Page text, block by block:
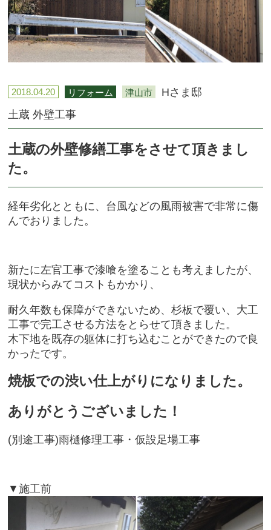
2018.04.20 リフォーム 津山市
Hさま邸
土蔵 外壁工事
土蔵の外壁修繕工事をさせて頂きまし
た。
経年劣化とともに、台風などの風雨被害で非常に傷
んでおりました。
新たに左官工事で漆喰を塗ることも考えましたが、
現状からみてコストもかかり、
耐久年数も保障ができないため、杉板で覆い、大工
工事で完工させる方法をとらせて頂きました。
木下地を既存の躯体に打ち込むことができたので良
かったです。
焼板での渋い仕上がりになりました。
ありがとうございました！
(別途工事)雨樋修理工事・仮設足場工事
▼施工前